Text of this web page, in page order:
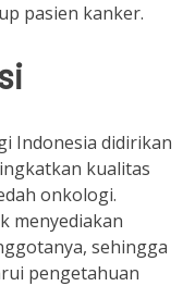
pasien kanker.
Indonesia didirikan
kualitas
onkologi.
menyediakan
sehingga
pengetahuan